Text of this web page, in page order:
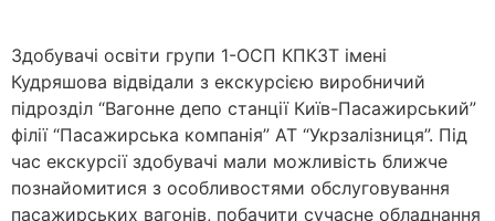
Здобувачі освіти групи 1-ОСП КПКЗТ імені
Кудряшова відвідали з екскурсією виробничий
підрозділ “Вагонне депо станції Київ-Пасажирський”
філії “Пасажирська компанія” АТ “Укрзалізниця”. Під
час екскурсії здобувачі мали можливість ближче
познайомитися з особливостями обслуговування
пасажирських вагонів, побачити сучасне обладнання